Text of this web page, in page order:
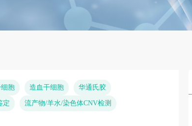
胞 造血干细胞 华通氏胶
定 流产物/羊水/染色体CNV检测